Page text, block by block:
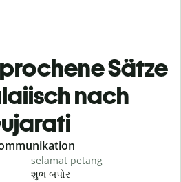
Sätze
nach
selamat petang
શુભ બપોર